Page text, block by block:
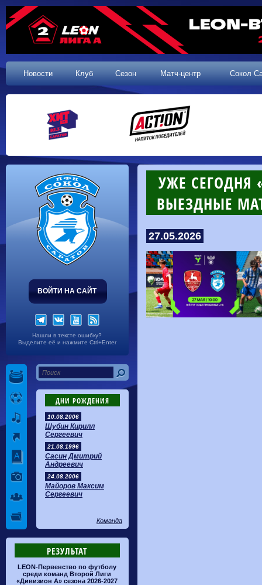
Новости Клуб Сезон Матч-центр Сокол
ВОЙТИ НА САЙТ
Нашли в тексте ошибку?
Выделите её и нажмите Ctrl+Enter
ДНИ РОЖДЕНИЯ
10.08.2006
Шубин Кирилл
Сергеевич
21.08.1996
Сасин Дмитрий
Андреевич
24.08.2006
Майоров Максим
Сергеевич
Команда
РЕЗУЛЬТАТ
LEON-Первенство по футболу
среди команд Второй Лиги
«Дивизион А» сезона 2026-2027
УЖЕ СЕГОДНЯ
ВЫЕЗДНЫЕ
27.05.2026